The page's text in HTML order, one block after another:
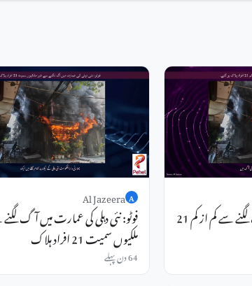
نئی دہلی کے ہوٹل میں آگ لگنے سے کم از کم 21
A
Al Jazeera
فوٹو: نئی دہلی کی عمارت میں آگ
ملکیوں سمیت 21 افراد ہلاک
64 دن پہلے